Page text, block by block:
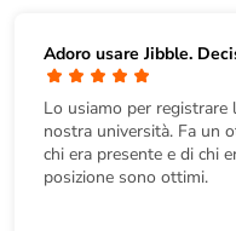
Adoro usare Jibble.
Lo usiamo per registrare
nostra università. Fa un
chi era presente e di chi
posizione sono ottimi.